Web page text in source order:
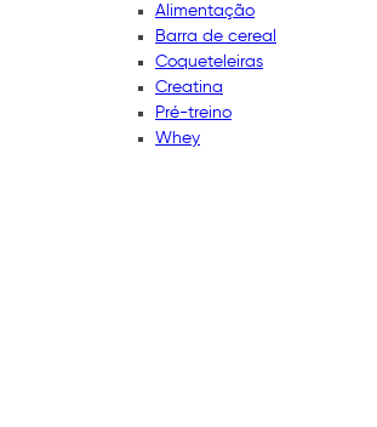
Alimentação
Barra de cereal
Coqueteleiras
Creatina
Pré-treino
Whey